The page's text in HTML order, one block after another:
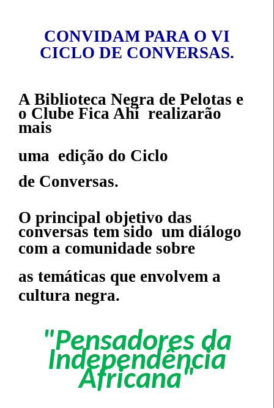
CONVIDAM PARA O VI
CICLO DE CONVERSAS.
A Biblioteca Negra de Pelotas e
o Clube Fica Ahí realizarão
mais
uma edição do Ciclo
de Conversas.
O principal objetivo das
conversas tem sido um diálogo
com a comunidade sobre
as temáticas que envolvem a
cultura negra.
"Pensadores da
Independência
Africana"